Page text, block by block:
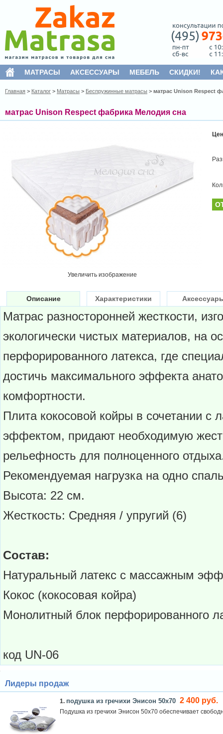
МАТРАСЫ АКСЕССУАРЫ МЕБЕЛЬ СКИДКИ!
Главная > Каталог > Матрасы > Беспружинные матрасы > матрас Unison Respect
матрас Unison Respect фабрика Мелодия сна
Увеличить изображение
Описание Характеристики
Матрас разносторонней жесткости,
экологически чистых материалов, на
перфорированного латекса, где
достичь максимального эффекта
комфортности.
Плита кокосовой койры в сочетании с
эффектом, придают необходимую
рельефность для полноценного
Рекомендуемая нагрузка на одно
Высота: 22 см.
Жесткость: Средняя / упругий (6)
Состав:
Натуральный латекс с массажным
Кокос (кокосовая койра)
Монолитный блок перфорированного
код UN-06
Лидеры продаж
1. подушка из гречихи Энисон 50х70 2 400 руб.
Подушка из гречихи Энисон 50х70 обеспечивает